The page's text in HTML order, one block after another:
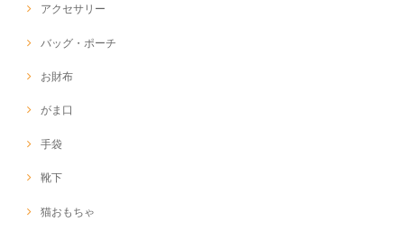
アクセサリー
バッグ・ポーチ
お財布
がま口
手袋
靴下
猫おもちゃ